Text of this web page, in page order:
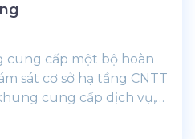
cung cấp một bộ hoàn
sát cơ sở hạ tầng CNTT
cung cấp dịch vụ,